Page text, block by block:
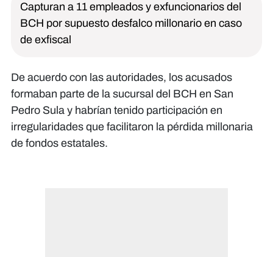
Capturan a 11 empleados y exfuncionarios del
BCH por supuesto desfalco millonario en caso
de exfiscal
De acuerdo con las autoridades, los acusados
formaban parte de la sucursal del BCH en San
Pedro Sula y habrían tenido participación en
irregularidades que facilitaron la pérdida millonaria
de fondos estatales.